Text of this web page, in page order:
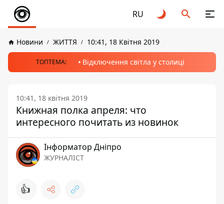
RU
Новини ЖИТТЯ 10:41, 18 Квітня 2019
ТОПТЕМА: Відключення світла у столиці
10:41, 18 квітня 2019
Книжная полка апреля: что
интересного почитать из новинок
Інформатор Дніпро
ЖУРНАЛІСТ
👍